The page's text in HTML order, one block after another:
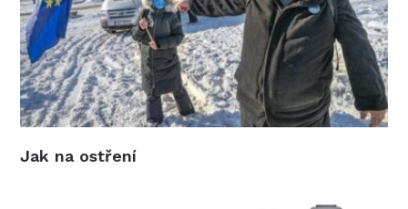
Jak na ostření